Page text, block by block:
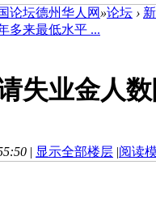
论坛德州华人网 »论坛 ›
多来最低水平 ...
失业金人
| 显示全部楼层 |阅读